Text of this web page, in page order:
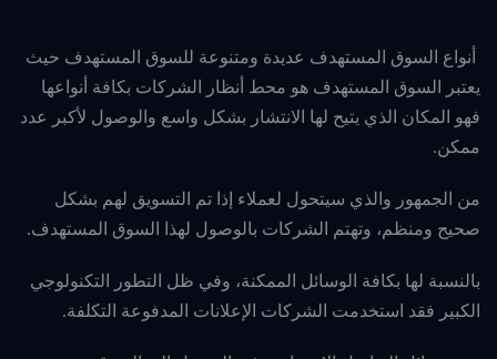
أنواع السوق المستهدف عديدة ومتنوعة للسوق المستهدف حيث
يعتبر السوق المستهدف هو محط أنظار الشركات بكافة أنواعها
فهو المكان الذي يتيح لها الانتشار بشكل واسع والوصول لأكبر عدد
ممكن.
من الجمهور والذي سيتحول لعملاء إذا تم التسويق لهم بشكل
صحيح ومنظم، وتهتم الشركات بالوصول لهذا السوق المستهدف.
بالنسبة لها بكافة الوسائل الممكنة، وفي ظل التطور التكنولوجي
الكبير فقد استخدمت الشركات الإعلانات المدفوعة التكلفة.